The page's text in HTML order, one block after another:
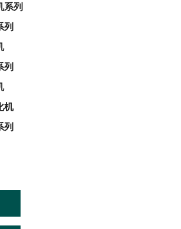
系列
列
列
机
列